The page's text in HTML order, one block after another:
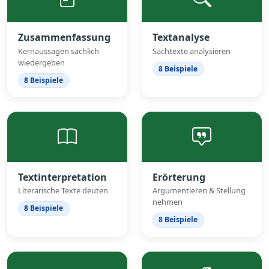
Zusammenfassung
Kernaussagen sachlich
wiedergeben
8 Beispiele
Textanalyse
Sachtexte analysieren
8 Beispiele
Textinterpretation
Literarische Texte deuten
8 Beispiele
Erörterung
Argumentieren & Stellung
nehmen
8 Beispiele